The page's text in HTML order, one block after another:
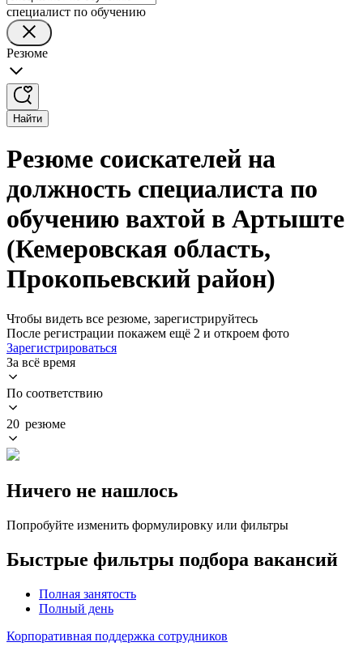
специалист по обучению
Резюме
Найти
Резюме соискателей на
должность специалиста по
обучению вахтой в Артыште
(Кемеровская область,
Прокопьевский район)
Чтобы видеть все резюме, зарегистрируйтесь
После регистрации покажем ещё 2 и откроем фото
Зарегистрироваться
За всё время
По соответствию
20 резюме
Ничего не нашлось
Попробуйте изменить формулировку или фильтры
Быстрые фильтры подбора вакансий
Полная занятость
Полный день
Корпоративная поддержка сотрудников